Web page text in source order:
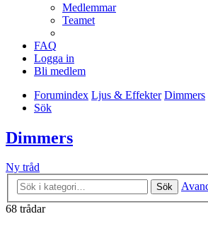
Medlemmar
Teamet
FAQ
Logga in
Bli medlem
Forumindex Ljus & Effekter Dimmers
Sök
Dimmers
Ny tråd
Sök
68 trådar